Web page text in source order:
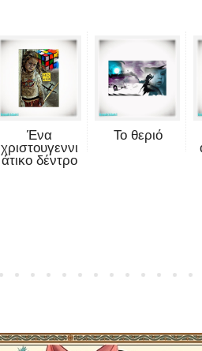
Ένα
χριστουγεννι
άτικο δέντρο
Το θεριό